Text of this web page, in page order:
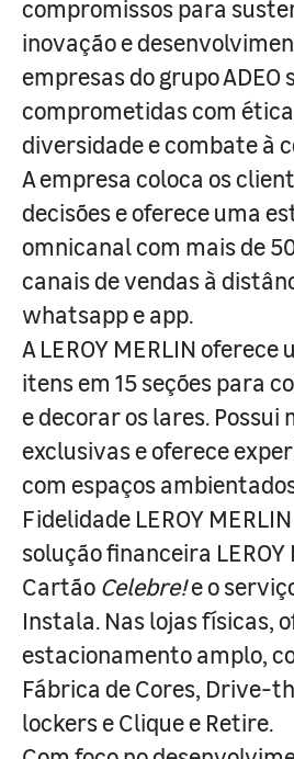
compromissos para
inovação e
empresas do grupo ADEO
comprometidas com
diversidade e combate à
A empresa coloca os
decisões e oferece uma
omnicanal com mais de
canais de vendas à
whatsapp e app.
A LEROY MERLIN oferece
itens em 15 seções para
e decorar os lares. Possui
exclusivas e oferece
com espaços
Fidelidade LEROY
solução financeira LEROY
Cartão Celebre!e o
Instala. Nas lojas físicas,
estacionamento amplo,
Fábrica de Cores, Drive-
lockers e Clique e Retire.